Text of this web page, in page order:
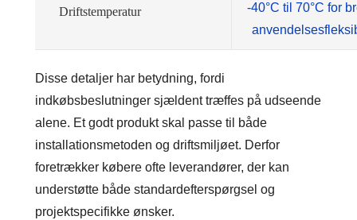
Driftstemperatur
-40°C til 70°C for
Disse detaljer har betydning, fordi
indkøbsbeslutninger sjældent træffes på udseende
alene. Et godt produkt skal passe til både
installationsmetoden og driftsmiljøet. Derfor
foretrækker købere ofte leverandører, der kan
understøtte både standardefterspørgsel og
projektspecifikke ønsker.